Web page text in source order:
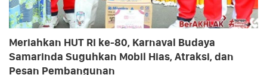
Meriahkan HUT RI ke-80, Karnaval Budaya
Samarinda Suguhkan Mobil Hias, Atraksi, dan
Pesan Pembangunan